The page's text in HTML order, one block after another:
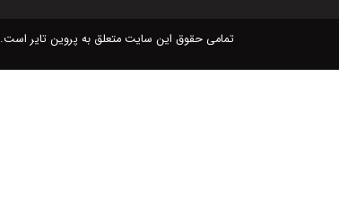
تمامی حقوق این سایت متعلق به پروین تایر است.